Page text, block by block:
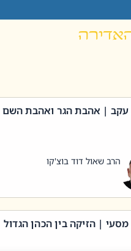
| אהבת הגר ואהבת השם
הרב שאול דוד בוצ'קו
| הזיקה בין הכהן הגדול